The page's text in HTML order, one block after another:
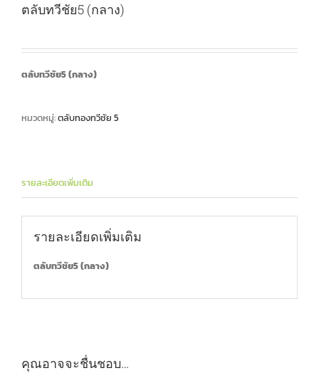
ตลับทวีชัย5 (กลาง)
ตลับทวีชัย5 (กลาง)
หมวดหมู่:ตลับทองทวีชัย 5
รายละเอียดเพิ่มเติม
รายละเอียดเพิ่มเติม
ตลับทวีชัย5 (กลาง)
คุณอาจจะชื่นชอบ…